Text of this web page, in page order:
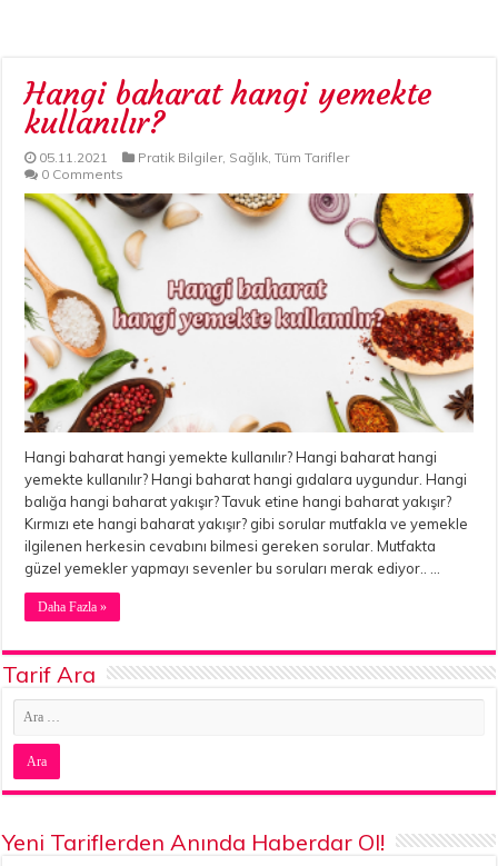
Hangi baharat hangi yemekte
kullanılır?
05.11.2021 Pratik Bilgiler, Sağlık,Tüm Tarifler
0 Comments
Hangi baharat hangi yemekte kullanılır? Hangi baharat hangi
yemekte kullanılır? Hangi baharat hangi gıdalara uygundur. Hangi
balığa hangi baharat yakışır? Tavuk etine hangi baharat yakışır?
Kırmızı ete hangi baharat yakışır? gibi sorular mutfakla ve yemekle
ilgilenen herkesin cevabını bilmesi gereken sorular. Mutfakta
güzel yemekler yapmayı sevenler bu soruları merak ediyor.. …
Daha Fazla »
Tarif Ara
Yeni Tariflerden Anında Haberdar Ol!